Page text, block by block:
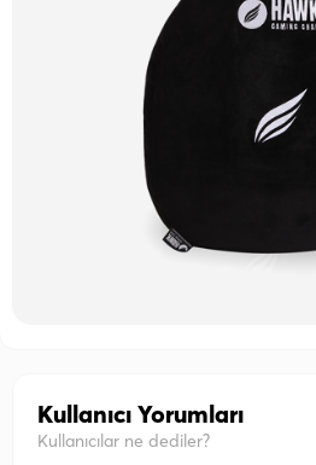
Kullanıcı Yorumları
Kullanıcılar ne dediler?